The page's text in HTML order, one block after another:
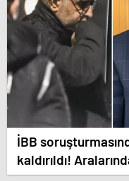
İBB
kaldırıldı!